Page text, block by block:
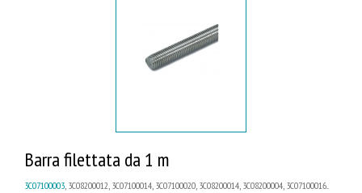
Barra filettata da 1 m
3C07100003, 3C08200012, 3C07100014, 3C07100020, 3C08200014, 3C08200004, 3C07100016...